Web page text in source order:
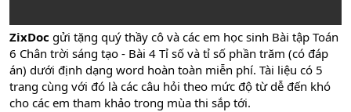
ZixDoc gửi tặng quý thầy cô và các em học sinh Bài tập Toán
6 Chân trời sáng tạo - Bài 4 Tỉ số và tỉ số phần trăm (có đáp
án) dưới định dạng word hoàn toàn miễn phí. Tài liệu có 5
trang cùng với đó là các câu hỏi theo mức độ từ dễ đến khó
cho các em tham khảo trong mùa thi sắp tới.